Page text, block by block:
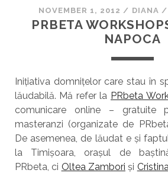
NOVEMBER 1, 2012 / DIANA /
PRBETA
NAPOCA
Inițiativa domnițelor care stau în
lăudabilă. Mă refer la PRbeta
comunicare online – gratuite
masteranzi (organizate de
De asemenea, de lăudat e și
la Timișoara, orașul de
PRbeta, ci Oltea Zambori și